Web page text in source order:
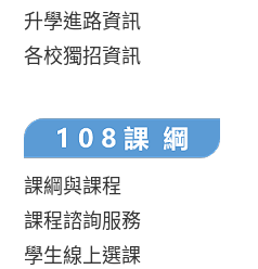
升學進路資訊
各校獨招資訊
課綱與課程
課程諮詢服務
學生線上選課